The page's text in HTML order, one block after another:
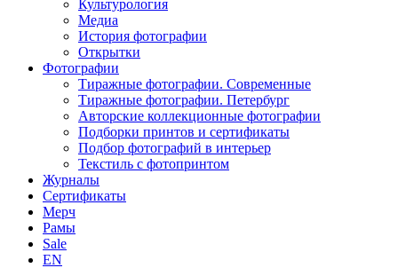
Культурология
Медиа
История фотографии
Открытки
Фотографии
Тиражные фотографии. Современные
Тиражные фотографии. Петербург
Авторские коллекционные фотографии
Подборки принтов и сертификаты
Подбор фотографий в интерьер
Текстиль с фотопринтом
Журналы
Сертификаты
Мерч
Рамы
Sale
EN